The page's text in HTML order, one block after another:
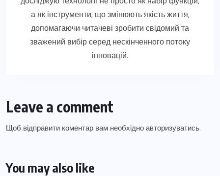
а як інструменти, що змінюють якість життя,
допомагаючи читачеві зробити свідомий та
зважений вибір серед нескінченного потоку
інновацій.
Leave a comment
Щоб відправити коментар вам необхідно авторизуватись.
You may also like